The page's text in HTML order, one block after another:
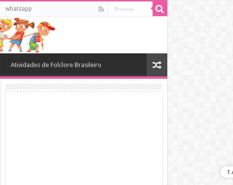
whatsapp
Atividades de Folclore Brasileiro